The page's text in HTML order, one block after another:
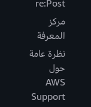
re:Post
مركز
المعرفة
نظرة عامة
حول
AWS
Support